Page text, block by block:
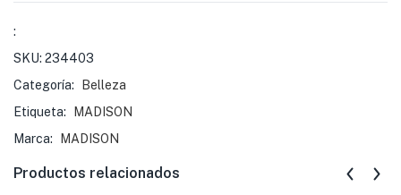
:
SKU: 234403
Categoría:
Belleza
Etiqueta:
MADISON
Marca:
MADISON
Productos relacionados